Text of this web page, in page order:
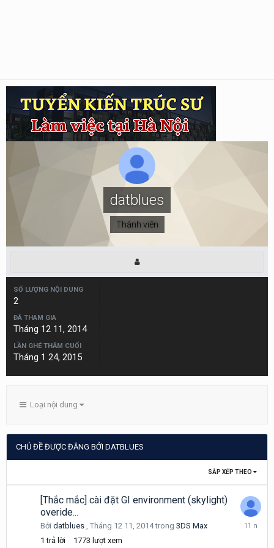
datblues
Thành viên
SỐ LƯỢNG NỘI DUNG
2
ĐÃ THAM GIA
Tháng 12 11, 2014
LẦN GHÉ THĂM CUỐI
Tháng 1 24, 2015
Loại nội dung
CHỦ ĐỀ ĐƯỢC ĐĂNG BỞI DATBLUES
SẮP XẾP THEO
[Thắc mắc] cài đặt GI environment (skylight)
overide...
Bởi datblues , Tháng 12 11, 2014trong 3DS Max
1 trả lời 1773 lượt xem
Tháng